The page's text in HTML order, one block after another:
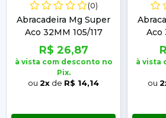
(0)
Abracadeira Mg Super
Aco 32MM 105/117
R$ 26,87
à vista com desconto no
Pix.
ou 2x de R$ 14,14
Aco
à vista
ou